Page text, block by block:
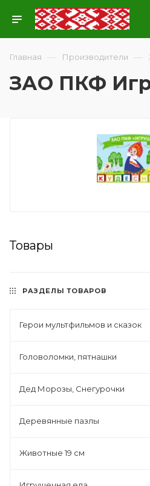
Главная — Производители —
ЗАО ПКФ
Товары
РАЗДЕЛЫ ТОВАРОВ
Герои мультфильмов и сказок
Головоломки, пятнашки
Дед Морозы, Снегурочки
Деревянные пазлы
Животные 19 см